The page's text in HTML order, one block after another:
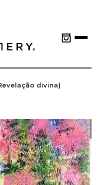
divina)